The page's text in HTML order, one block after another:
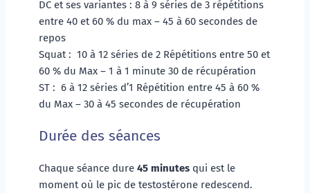
DC et ses variantes : 8 à 9 séries de 3 répétitions
entre 40 et 60 % du max – 45 à 60 secondes de
repos
Squat :  10 à 12 séries de 2 Répétitions entre 50 et
60 % du Max – 1 à 1 minute 30 de récupération
ST :  6 à 12 séries d’1 Répétition entre 45 à 60 %
du Max – 30 à 45 secondes de récupération
Durée des séances
Chaque séance dure 45 minutes qui est le
moment où le pic de testostérone redescend.